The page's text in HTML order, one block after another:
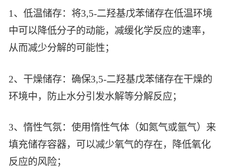
唯产品
美妆护肤
健康食品
生物基新材料
生物制药
唯创新
高通量骐骥平台
唯责任
社会责任
1、低温储存：将3,5-二羟基戊苯储存在低温环境
中可以降低分子的动能，减缓化学反应的速率，
从而减少分解的可能性；
2、干燥储存：确保3,5-二羟基戊苯储存在干燥的
环境中，防止水分引发水解等分解反应；
3、惰性气氛：使用惰性气体（如氮气或氩气）来
填充储存容器，可以减少氧气的存在，降低氧化
反应的风险；